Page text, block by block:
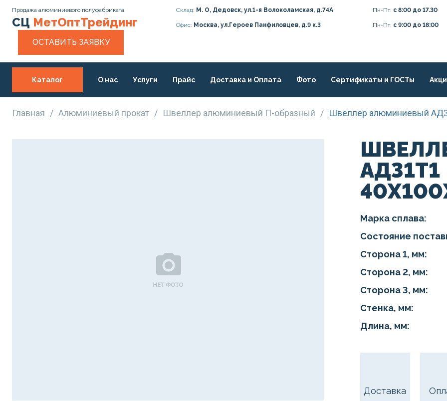
Продажа алюминиевого полуфабриката
СЦ МетОптТрейдинг
Склад: М. О, Дедовск, ул.1-я Волоколамская, д.74А
Офис: Москва, ул.Героев Панфиловцев, д.9 к.3
Пн-Пт: с 8:00 до 17.30
Пн-Пт: с 9:00 до 18:00
ОСТАВИТЬ ЗАЯВКУ
Каталог О нас Услуги Прайс Доставка и Оплата Фото Сертификаты и ГОСТы
Главная / Алюминиевый прокат / Швеллер алюминиевый П-образный / Швеллер алюминиевый
АД31Т1
Марка сплава:
Состояние
Сторона 1, мм:
Сторона 2, мм:
Сторона 3, мм:
Стенка, мм:
Длина, мм:
Доставка